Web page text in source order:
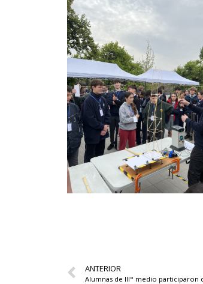
ANTERIOR